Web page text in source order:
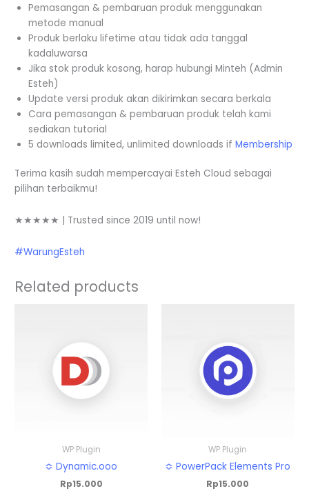
Pemasangan & pembaruan produk menggunakan
metode manual
Produk berlaku lifetime atau tidak ada tanggal
kadaluwarsa
Jika stok produk kosong, harap hubungi Minteh (Admin
Esteh)
Update versi produk akan dikirimkan secara berkala
Cara pemasangan & pembaruan produk telah kami
sediakan tutorial
5 downloads limited, unlimited downloads ifMembership
Terima kasih sudah mempercayai Esteh Cloud sebagai
pilihan terbaikmu!
★★★★★ | Trusted since 2019 until now!
#WarungEsteh
Related products
WP Plugin
≎ Dynamic.ooo
Rp15.000
WP Plugin
≎ PowerPack Elements Pro
Rp15.000